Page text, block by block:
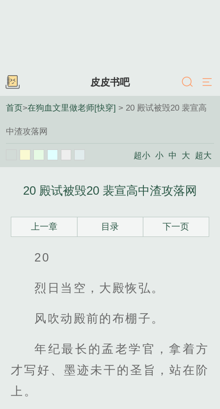
皮皮书吧
首页>在狗血文里做老师[快穿] > 20 殿试被毁20 裴宣高
中渣攻落网
超小 小 中 大 超大
20 殿试被毁20 裴宣高中渣攻落网
上一章 目录 下一页
20
烈日当空，大殿恢弘。
风吹动殿前的布棚子。
年纪最长的孟老学官，拿着方
才写好、墨迹未干的圣旨，站在阶
上。